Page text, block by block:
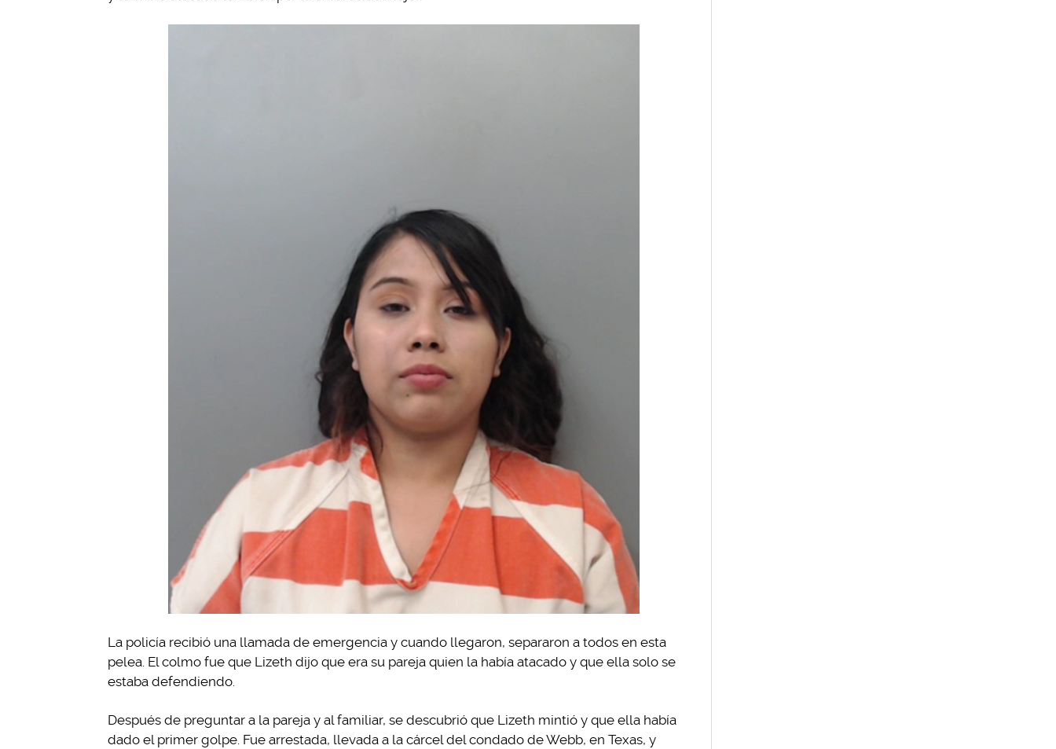
La policía recibió una llamada de emergencia y cuando llegaron, separaron a todos en esta
pelea. El colmo fue que Lizeth dijo que era su pareja quien la había atacado y que ella solo se
estaba defendiendo.
Después de preguntar a la pareja y al familiar, se descubrió que Lizeth mintió y que ella había
dado el primer golpe. Fue arrestada, llevada a la cárcel del condado de Webb, en Texas, y